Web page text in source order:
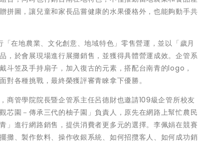
拼圖，讓兒童和家長品嘗健康的水果優格外，也能夠動手共
在地農業、文化創意、地域特色」零售營運，並以「歲月
，於會展現場進行展攤銷售，並獲得具體營運成效。企管系
斗笠及手持扇子，加入復古的元素，搭配台南青的logo，
各種挑戰，最終榮獲評審青睞拿下優勝。
商管學院院長暨企管系主任呂德財也邀請109級企管所校友
芯園－傳承三代的柚子園」負責人，原先在網路上幫忙農民
」進行網路銷售，提供消費者更多元的選擇。李佩娟在競賽
攤、製作飲料、操作收銀系統、如何招攬客人、如何成功銷